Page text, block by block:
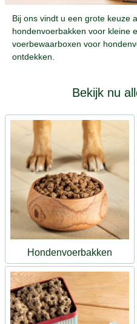
Bij ons vindt u een grote keuze
hondenvoerbakken voor kleine
voerbewaarboxen voor
ontdekken.
Bekijk nu
Hondenvoerbakken